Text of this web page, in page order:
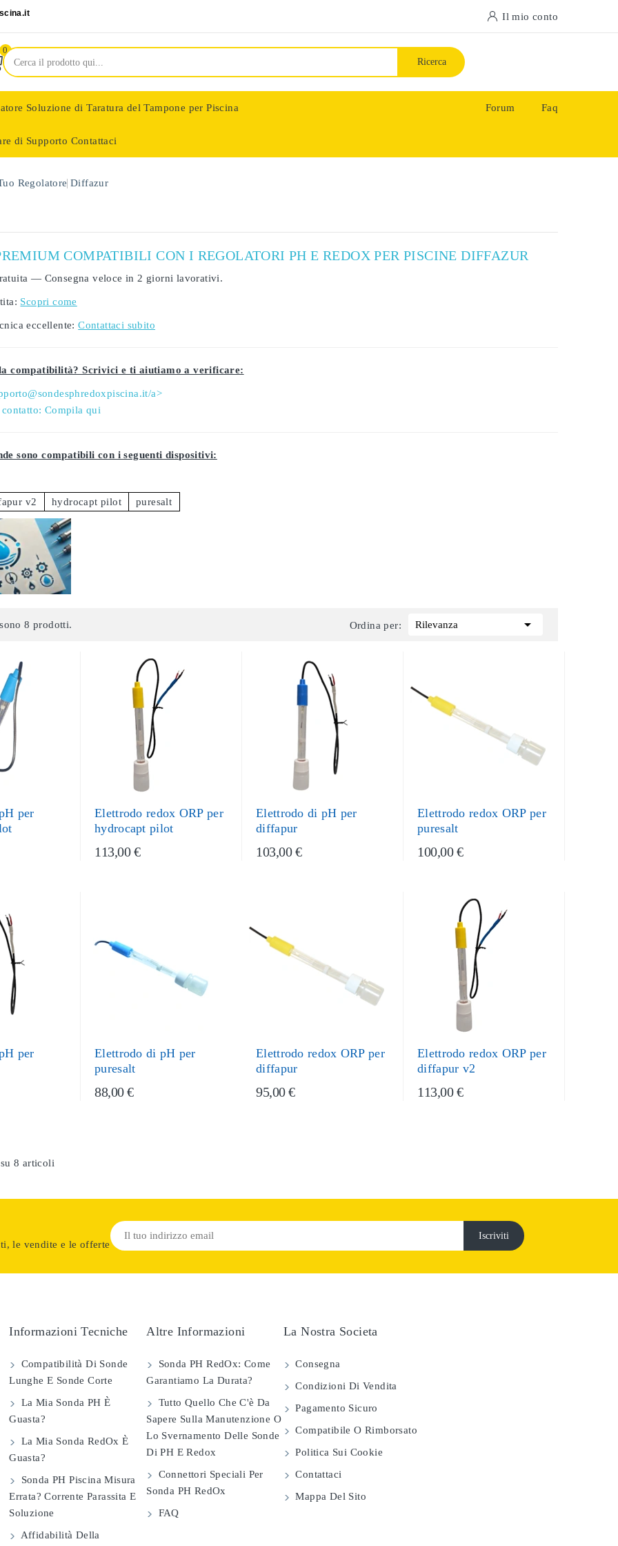
Il mio conto
0
Ricerca
Soluzione di Taratura del Tampone per Piscina
di Supporto Contattaci
Forum Faq
Regolatore Diffazur
COMPATIBILI CON I REGOLATORI PH E REDOX PER PISCINE DIFFAZUR
— Consegna veloce in 2 giorni lavorativi.
Scopri come
eccellente: Contattaci subito
compatibilità? Scrivici e ti aiutiamo a verificare:
a>
Compila qui
sono compatibili con i seguenti dispositivi:
v2 hydrocapt pilot puresalt
8 prodotti. Ordina per: Rilevanza 
per
Elettrodo redox ORP per
hydrocapt pilot
113,00 €
Elettrodo di pH per
diffapur
103,00 €
Elettrodo redox ORP per
puresalt
100,00 €
per
Elettrodo di pH per
puresalt
88,00 €
Elettrodo redox ORP per
diffapur
95,00 €
Elettrodo redox ORP per
diffapur v2
113,00 €
8 articoli
le vendite e le offerte
Informazioni Tecniche
Compatibilità Di Sonde
Lunghe E Sonde Corte
La Mia Sonda PH È
Guasta?
La Mia Sonda RedOx È
Guasta?
Sonda PH Piscina Misura
Errata? Corrente Parassita E
Soluzione
Affidabilità Della
Altre Informazioni
Sonda PH RedOx: Come
Garantiamo La Durata?
Tutto Quello Che C'è Da
Sapere Sulla Manutenzione O
Lo Svernamento Delle Sonde
Di PH E Redox
Connettori Speciali Per
Sonda PH RedOx
FAQ
La Nostra Societa
Consegna
Condizioni Di Vendita
Pagamento Sicuro
Compatibile O Rimborsato
Politica Sui Cookie
Contattaci
Mappa Del Sito